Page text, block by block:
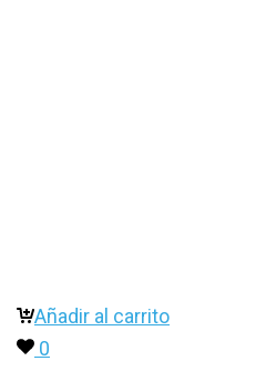
Añadir al carrito
0